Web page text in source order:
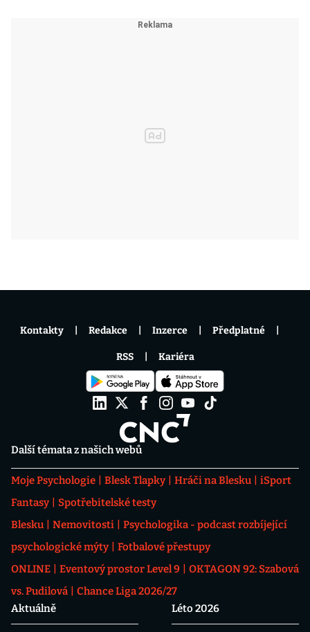
Další témata z našich webů
Moje Psychologie Blesk Tlapky Hráči na Blesku
iSport
Fantasy
Spotřebitelské testy
Blesku
Nemovitosti
Psychologika - podcast rozbíjející
psychologické mýty
Fotbalové přestupy
ONLINE
Eventový prostor Level 9
OKTAGON 92: Szabová
vs. Pudilová
Chance Liga 2026/27
Aktuálně
Léto 2026
Kontakty Redakce Inzerce Předplatné
RSS Kariéra